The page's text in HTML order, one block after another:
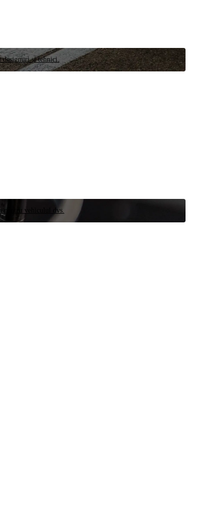
designuri și tehnici.
pentru vehiculul dvs.